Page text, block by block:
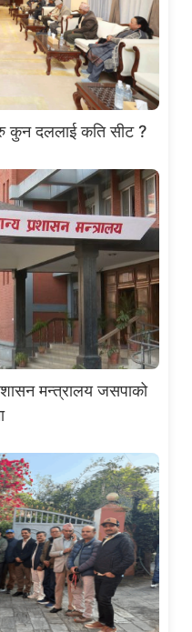
कुन दललाई कति सीट ?
मन्त्रालय जसपाको